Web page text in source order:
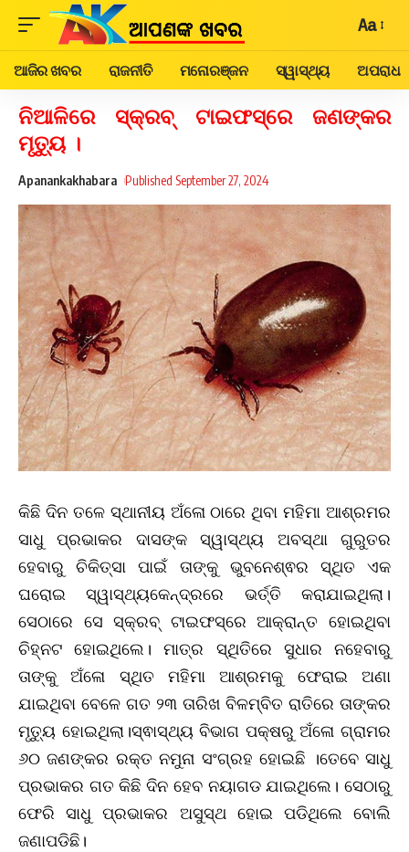
Aa
ଆଜିର ଖବର ରାଜନୀତି ମନୋରଞ୍ଜନ ସ୍ୱାସ୍ଥ୍ୟ ଅପରାଧ
ନିଆଳିରେ ସ୍କ୍ରବ୍ ଟାଇଫସ୍‌ରେ ଜଣଙ୍କର
ମୃତ୍ୟୁ ।
Apanankakhabara Published September 27, 2024
କିଛି ଦିନ ତଳେ ସ୍ଥାନୀୟ ଅଁଳୋ ଠାରେ ଥିବା ମହିମା ଆଶ୍ରମର
ସାଧୁ ପ୍ରଭାକର ଦାସଙ୍କ ସ୍ୱାସ୍ଥ୍ୟ ଅବସ୍ଥା ଗୁରୁତର
ହେବାରୁ ଚିକିତ୍ସା ପାଇଁ ତାଙ୍କୁ ଭୁବନେଶ୍ଵର ସ୍ଥିତ ଏକ
ଘରୋଇ ସ୍ୱାସ୍ଥ୍ୟକେନ୍ଦ୍ରରେ ଭର୍ତ୍ତି କରାଯାଇଥିଲା।
ସେଠାରେ ସେ ସ୍କ୍ରବ୍ ଟାଇଫସ୍‌ରେ ଆକ୍ରାନ୍ତ ହୋଇଥିବା
ଚିହ୍ନଟ ହୋଇଥିଲେ। ମାତ୍ର ସ୍ଥିତିରେ ସୁଧାର ନହେବାରୁ
ତାଙ୍କୁ ଅଁଳୋ ସ୍ଥିତ ମହିମା ଆଶ୍ରମକୁ ଫେରାଇ ଅଣା
ଯାଇଥିବା ବେଳେ ଗତ ୨୩ ତାରିଖ ବିଳମ୍ବିତ ରାତିରେ ତାଙ୍କର
ମୃତ୍ୟୁ ହୋଇଥିଲା।ସ୍ଵାସ୍ଥ୍ୟ ବିଭାଗ ପକ୍ଷରୁ ଅଁଳୋ ଗ୍ରାମର
୬୦ ଜଣଙ୍କର ରକ୍ତ ନମୁନା ସଂଗ୍ରହ ହୋଇଛି ।ତେବେ ସାଧୁ
ପ୍ରଭାକର ଗତ କିଛି ଦିନ ହେବ ନୟାଗଡ ଯାଇଥିଲେ। ସେଠାରୁ
ଫେରି ସାଧୁ ପ୍ରଭାକର ଅସୁସ୍ଥ ହୋଇ ପଡିଥିଲେ ବୋଲି
ଜଣାପଡିଛି।